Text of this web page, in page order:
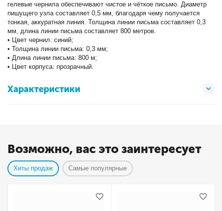
гелевые чернила обеспечивают чистое и чёткое письмо. Диаметр
пишущего узла составляет 0,5 мм, благодаря чему получается
тонкая, аккуратная линия. Толщина линии письма составляет 0,3
мм, длина линии письма составляет 800 метров.
• Цвет чернил: синий;
• Толщина линии письма: 0,3 мм;
• Длина линии письма: 800 м;
• Цвет корпуса: прозрачный.
Характеристики
Возможно, вас это заинтересует
Хиты продаж Самые популярные